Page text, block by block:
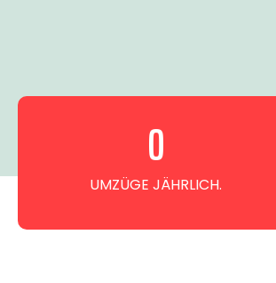
UMZÜGE JÄHRLICH.
0